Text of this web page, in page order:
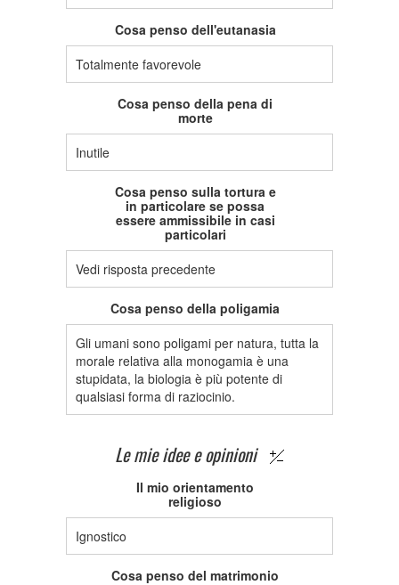
Cosa penso dell'eutanasia
Totalmente favorevole
Cosa penso della pena di
morte
Inutile
Cosa penso sulla tortura e
in particolare se possa
essere ammissibile in casi
particolari
Vedi risposta precedente
Cosa penso della poligamia
Gli umani sono poligami per natura, tutta la
morale relativa alla monogamia è una
stupidata, la biologia è più potente di
qualsiasi forma di raziocinio.
Le mie idee e opinioni
Il mio orientamento
religioso
Ignostico
Cosa penso del matrimonio